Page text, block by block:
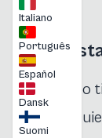
Italiano
Português
Español
Dansk
Suomi